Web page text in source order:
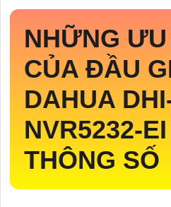
NHỮNG
CỦA ĐẦU
DAHUA
NVR5232-EI
THÔNG SỐ